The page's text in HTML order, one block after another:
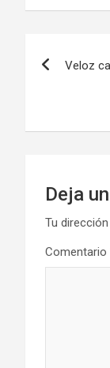
Veloz
Deja
Tu
Comentario